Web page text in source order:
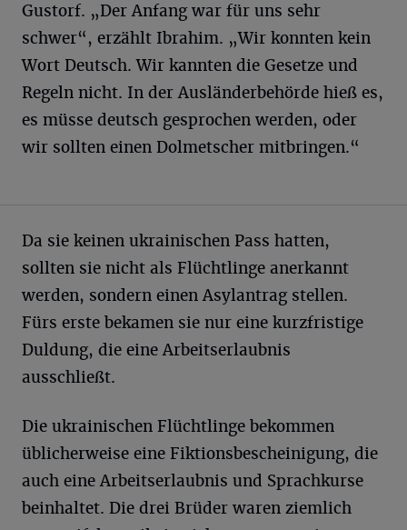
Gustorf. „Der Anfang war für uns sehr
schwer“, erzählt Ibrahim. „Wir konnten kein
Wort Deutsch. Wir kannten die Gesetze und
Regeln nicht. In der Ausländerbehörde hieß es,
es müsse deutsch gesprochen werden, oder
wir sollten einen Dolmetscher mitbringen.“
Da sie keinen ukrainischen Pass hatten,
sollten sie nicht als Flüchtlinge anerkannt
werden, sondern einen Asylantrag stellen.
Fürs erste bekamen sie nur eine kurzfristige
Duldung, die eine Arbeitserlaubnis
ausschließt.
Die ukrainischen Flüchtlinge bekommen
üblicherweise eine Fiktionsbescheinigung, die
auch eine Arbeitserlaubnis und Sprachkurse
beinhaltet. Die drei Brüder waren ziemlich